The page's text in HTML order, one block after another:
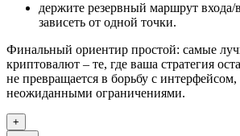
держите резервный маршрут
зависеть от одной точки.
Финальный ориентир простой: самые
криптовалют – те, где ваша стратегия
не превращается в борьбу с
неожиданными ограничениями.
+